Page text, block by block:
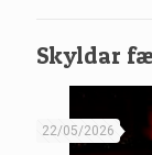
Skyldar
22/05/2026